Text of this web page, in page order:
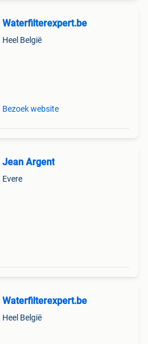
Waterfilterexpert.be
Heel België
Bezoek website
Jean Argent
Evere
Waterfilterexpert.be
Heel België